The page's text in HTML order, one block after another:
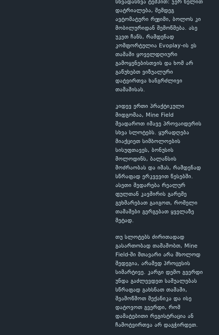
სხვადასხვა ტემპით: ჯერ ხელით
დატრიალება, შემდეგ
ავტომატური რეჟიმი, ბოლოს კი
მობილურიდან შემოწმება. ასე
უკეთ ჩანს, რამდენად
კომფორტულია Evoplay-ის ეს
თამაში ყოველდღიური
გამოყენებისთვის და ხომ არ
გაწუხებთ ვიზუალური
დატვირთვა ხანგრძლივი
თამაშისას.
კიდევ ერთი პრაქტიკული
მიდგომაა, Mine Field
შეადაროთ იმავე პროვაიდერის
სხვა სლოტებს. ყურადღება
მიაქციეთ სიმბოლოების
სისუფთავეს, ბონუსის
მოლოდინს, ბალანსის
მოძრაობას და იმას, რამდენად
სწრაფად ერკვევით წესებში.
ასეთი შედარება რეალურ
ფულთან კავშირის გარეშე
გეხმარებათ გაიგოთ, რომელი
თამაშები გერგებათ ყველაზე
მეტად.
თუ სლოტებს ძირითადად
გასართობად თამაშობთ, Mine
Field-ში მთავარი არა მხოლოდ
შედეგია, არამედ პროცესის
სიმარტივე. კარგი დემო გვერდი
უნდა გაძლევდეთ საშუალებას
სწრაფად გახსნათ თამაში,
შეამოწმოთ მექანიკა და ისე
დატოვოთ გვერდი, რომ
დამატებითი რეგისტრაცია ან
ჩამოტვირთვა არ დაგჭირდეთ.